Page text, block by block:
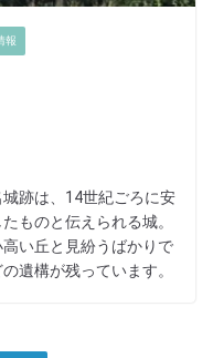
報
跡は、14世紀ごろに安
ものと伝えられる城。
い丘と見紛うばかりで
遺構が残っています。